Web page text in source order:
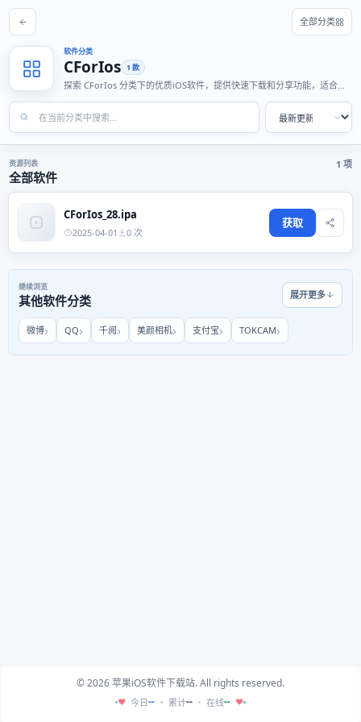
全部分类
软件分类
CForIos 1 款
探索 CForIos 分类下的优质iOS软件，提供快速下载和分享功能，适合各
资源列表
全部软件
1 项
CForIos_28.ipa
2025-04-01 0 次
获取
继续浏览
其他软件分类 展开更多
微博 QQ 千阅 美颜相机 支付宝 TOKCAM
© 2026 苹果iOS软件下载站. All rights reserved.
♥ 今日-- 累计-- 在线-- ♥